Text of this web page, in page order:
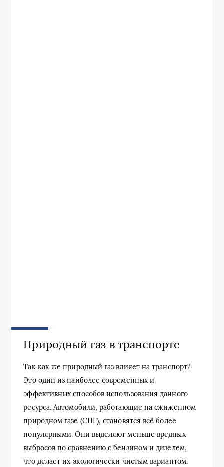
Природный газ в транспорте
Так как же природный газ влияет на транспорт?
Это один из наиболее современных и
эффективных способов использования данного
ресурса. Автомобили, работающие на сжиженном
природном газе (СПГ), становятся всё более
популярными. Они выделяют меньше вредных
выбросов по сравнению с бензином и дизелем,
что делает их экологически чистым вариантом.